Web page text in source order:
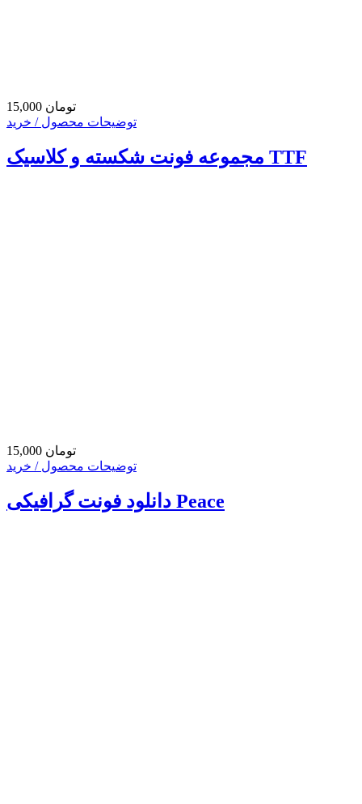
15,000 تومان
توضیحات محصول / خرید
مجموعه فونت شکسته و کلاسیک TTF
15,000 تومان
توضیحات محصول / خرید
دانلود فونت گرافیکی Peace